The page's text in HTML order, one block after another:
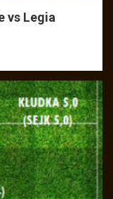
vs Legia